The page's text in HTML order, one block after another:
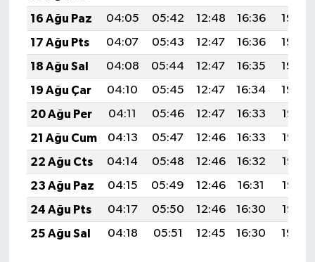
16 Ağu Paz
04:05 05:42 12:48 16:36
19:43
17 Ağu Pts
04:07 05:43 12:47 16:36
19:42
18 Ağu Sal
04:08 05:44 12:47 16:35
19:40
19 Ağu Çar
04:10 05:45 12:47 16:34
19:39
20 Ağu Per
04:11 05:46 12:47 16:33
19:38
21 Ağu Cum
04:13 05:47 12:46 16:33
19:36
22 Ağu Cts
04:14 05:48 12:46 16:32
19:35
23 Ağu Paz
04:15 05:49 12:46 16:31
19:33
24 Ağu Pts
04:17 05:50 12:46 16:30
19:32
25 Ağu Sal
04:18 05:51 12:45 16:30 19:30